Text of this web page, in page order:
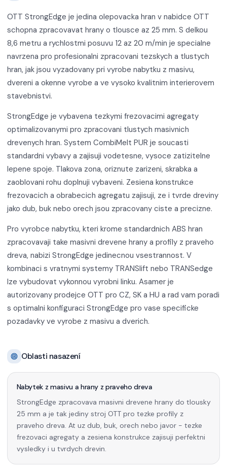
OTT StrongEdge je jedina olepovacka hran v nabidce OTT
schopna zpracovavat hrany o tlousce az 25 mm. S delkou
8,6 metru a rychlostmi posuvu 12 az 20 m/min je specialne
navrzena pro profesionalni zpracovani tezskych a tlustych
hran, jak jsou vyzadovany pri vyrobe nabytku z masivu,
dvereni a okenne vyrobe a ve vysoko kvalitnim interierovem
stavebnistvi.
StrongEdge je vybavena tezkymi frezovacimi agregaty
optimalizovanymi pro zpracovani tlustych masivnich
drevenych hran. System CombiMelt PUR je soucasti
standardni vybavy a zajisuji vodetesne, vysoce zatizitelne
lepene spoje. Tlakova zona, oriznute zarizeni, skrabka a
zaoblovani rohu doplnuji vybaveni. Zesiena konstrukce
frezovacich a obrabecich agregatu zajisuji, ze i tvrde dreviny
jako dub, buk nebo orech jsou zpracovany ciste a precizne.
Pro vyrobce nabytku, kteri krome standardnich ABS hran
zpracovavaji take masivni drevene hrany a profily z praveho
dreva, nabizi StrongEdge jedinecnou vsestrannost. V
kombinaci s vratnymi systemy TRANSlift nebo TRANSedge
lze vybudovat vykonnou vyrobni linku. Asamer je
autorizovany prodejce OTT pro CZ, SK a HU a rad vam poradi
s optimalni konfiguraci StrongEdge pro vase specificke
pozadavky ve vyrobe z masivu a dverich.
Oblasti nasazení
Nabytek z masivu a hrany z praveho dreva
StrongEdge zpracovava masivni drevene hrany do tlousky
25 mm a je tak jediny stroj OTT pro tezke profily z
praveho dreva. At uz dub, buk, orech nebo javor - tezke
frezovaci agregaty a zesiena konstrukce zajisuji perfektni
vysledky i u tvrdych drevin.